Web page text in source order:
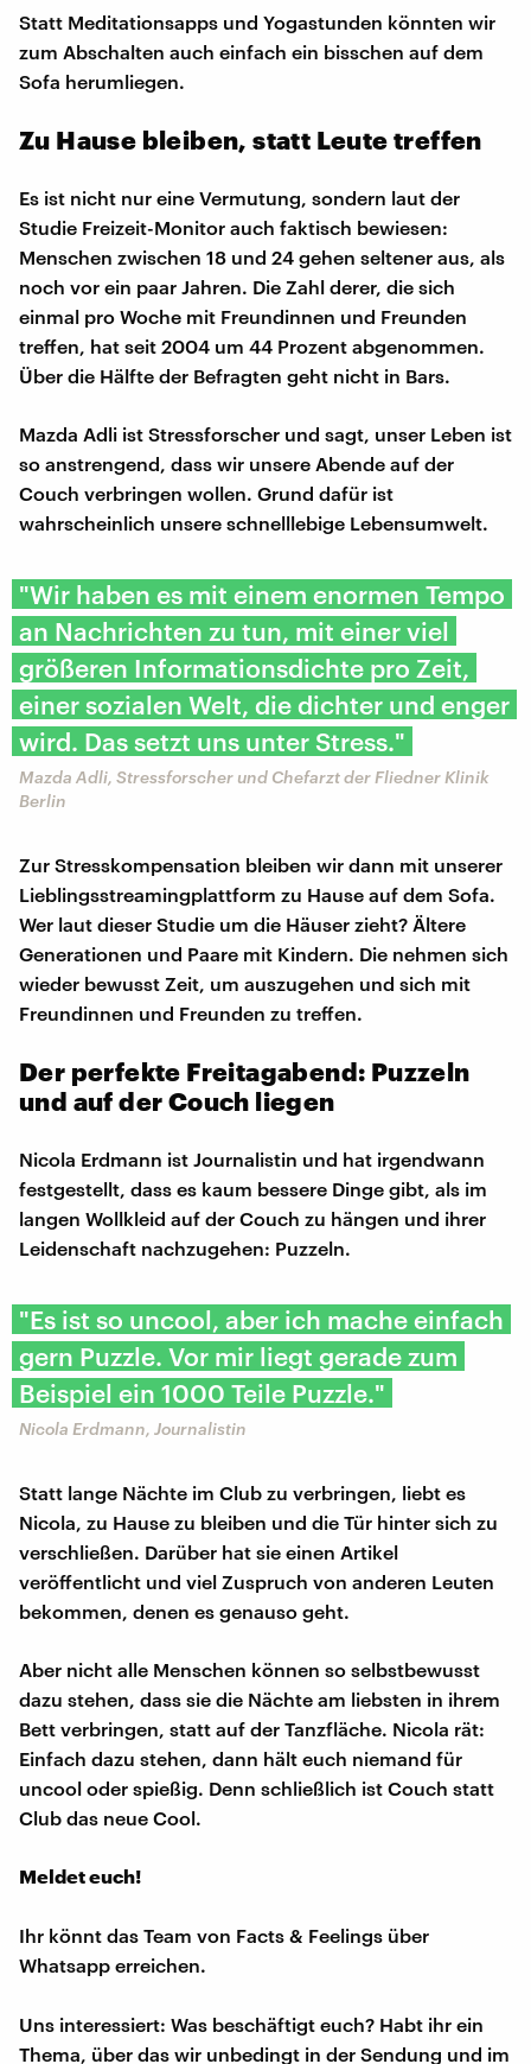
Statt Meditationsapps und Yogastunden könnten wir
zum Abschalten auch einfach ein bisschen auf dem
Sofa herumliegen.
Zu Hause bleiben, statt Leute treffen
Es ist nicht nur eine Vermutung, sondern laut der
Studie Freizeit-Monitor auch faktisch bewiesen:
Menschen zwischen 18 und 24 gehen seltener aus, als
noch vor ein paar Jahren. Die Zahl derer, die sich
einmal pro Woche mit Freundinnen und Freunden
treffen, hat seit 2004 um 44 Prozent abgenommen.
Über die Hälfte der Befragten geht nicht in Bars.
Mazda Adli ist Stressforscher und sagt, unser Leben ist
so anstrengend, dass wir unsere Abende auf der
Couch verbringen wollen. Grund dafür ist
wahrscheinlich unsere schnelllebige Lebensumwelt.
"Wir haben es mit einem enormen Tempo
an Nachrichten zu tun, mit einer viel
größeren Informationsdichte pro Zeit,
einer sozialen Welt, die dichter und enger
wird. Das setzt uns unter Stress."
Mazda Adli, Stressforscher und Chefarzt der Fliedner Klinik
Berlin
Zur Stresskompensation bleiben wir dann mit unserer
Lieblingsstreamingplattform zu Hause auf dem Sofa.
Wer laut dieser Studie um die Häuser zieht? Ältere
Generationen und Paare mit Kindern. Die nehmen sich
wieder bewusst Zeit, um auszugehen und sich mit
Freundinnen und Freunden zu treffen.
Der perfekte Freitagabend: Puzzeln
und auf der Couch liegen
Nicola Erdmann ist Journalistin und hat irgendwann
festgestellt, dass es kaum bessere Dinge gibt, als im
langen Wollkleid auf der Couch zu hängen und ihrer
Leidenschaft nachzugehen: Puzzeln.
"Es ist so uncool, aber ich mache einfach
gern Puzzle. Vor mir liegt gerade zum
Beispiel ein 1000 Teile Puzzle."
Nicola Erdmann, Journalistin
Statt lange Nächte im Club zu verbringen, liebt es
Nicola, zu Hause zu bleiben und die Tür hinter sich zu
verschließen. Darüber hat sie einen Artikel
veröffentlicht und viel Zuspruch von anderen Leuten
bekommen, denen es genauso geht.
Aber nicht alle Menschen können so selbstbewusst
dazu stehen, dass sie die Nächte am liebsten in ihrem
Bett verbringen, statt auf der Tanzfläche. Nicola rät:
Einfach dazu stehen, dann hält euch niemand für
uncool oder spießig. Denn schließlich ist Couch statt
Club das neue Cool.
Meldet euch!
Ihr könnt das Team von Facts & Feelings über
Whatsapp erreichen.
Uns interessiert: Was beschäftigt euch? Habt ihr ein
Thema, über das wir unbedingt in der Sendung und im